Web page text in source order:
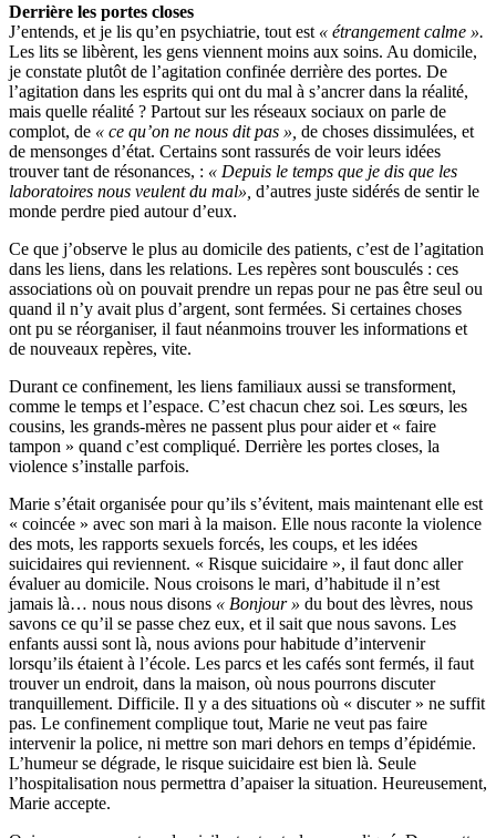
Derrière les portes closes
J’entends, et je lis qu’en psychiatrie, tout est « étrangement calme ».
Les lits se libèrent, les gens viennent moins aux soins. Au domicile,
je constate plutôt de l’agitation confinée derrière des portes. De
l’agitation dans les esprits qui ont du mal à s’ancrer dans la réalité,
mais quelle réalité ? Partout sur les réseaux sociaux on parle de
complot, de « ce qu’on ne nous dit pas », de choses dissimulées, et
de mensonges d’état. Certains sont rassurés de voir leurs idées
trouver tant de résonances, : « Depuis le temps que je dis que les
laboratoires nous veulent du mal», d’autres juste sidérés de sentir le
monde perdre pied autour d’eux.
Ce que j’observe le plus au domicile des patients, c’est de l’agitation
dans les liens, dans les relations. Les repères sont bousculés : ces
associations où on pouvait prendre un repas pour ne pas être seul ou
quand il n’y avait plus d’argent, sont fermées. Si certaines choses
ont pu se réorganiser, il faut néanmoins trouver les informations et
de nouveaux repères, vite.
Durant ce confinement, les liens familiaux aussi se transforment,
comme le temps et l’espace. C’est chacun chez soi. Les sœurs, les
cousins, les grands-mères ne passent plus pour aider et « faire
tampon » quand c’est compliqué. Derrière les portes closes, la
violence s’installe parfois.
Marie s’était organisée pour qu’ils s’évitent, mais maintenant elle est
« coincée » avec son mari à la maison. Elle nous raconte la violence
des mots, les rapports sexuels forcés, les coups, et les idées
suicidaires qui reviennent. « Risque suicidaire », il faut donc aller
évaluer au domicile. Nous croisons le mari, d’habitude il n’est
jamais là… nous nous disons « Bonjour » du bout des lèvres, nous
savons ce qu’il se passe chez eux, et il sait que nous savons. Les
enfants aussi sont là, nous avions pour habitude d’intervenir
lorsqu’ils étaient à l’école. Les parcs et les cafés sont fermés, il faut
trouver un endroit, dans la maison, où nous pourrons discuter
tranquillement. Difficile. Il y a des situations où « discuter » ne suffit
pas. Le confinement complique tout, Marie ne veut pas faire
intervenir la police, ni mettre son mari dehors en temps d’épidémie.
L’humeur se dégrade, le risque suicidaire est bien là. Seule
l’hospitalisation nous permettra d’apaiser la situation. Heureusement,
Marie accepte.